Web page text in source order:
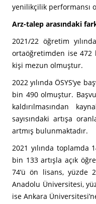
yenilikçilik performansı
Arz-talep arasındaki
2021/22 öğretim
ortaöğretimden ise
kişi mezun olmuştur.
2022 yılında ÖSYS’ye
bin 490 olmuştur.
kaldırılmasından
sayısındaki artışa
artmış bulunmaktadır.
2021 yılında toplamda
bin 133 artışla açık
74’ü ön lisans, yüzde
Anadolu Üniversitesi,
ise Ankara